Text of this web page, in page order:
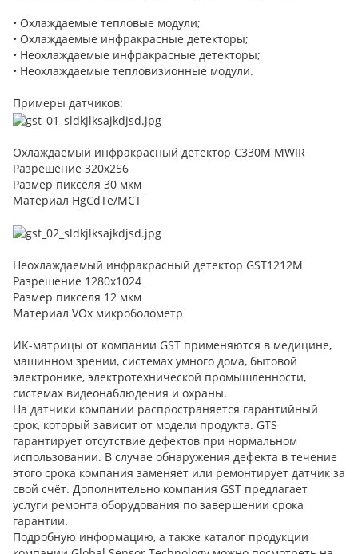
• Охлаждаемые тепловые модули;
• Охлаждаемые инфракрасные детекторы;
• Неохлаждаемые инфракрасные детекторы;
• Неохлаждаемые тепловизионные модули.
Примеры датчиков:
Охлаждаемый инфракрасный детектор C330M MWIR
Разрешение 320x256
Размер пикселя 30 мкм
Материал HgCdTe/MCT
Неохлаждаемый инфракрасный детектор GST1212M
Разрешение 1280x1024
Размер пикселя 12 мкм
Материал VOx микроболометр
ИК-матрицы от компании GST применяются в медицине,
машинном зрении, системах умного дома, бытовой
электронике, электротехнической промышленности,
системах видеонаблюдения и охраны.
На датчики компании распространяется гарантийный
срок, который зависит от модели продукта. GTS
гарантирует отсутствие дефектов при нормальном
использовании. В случае обнаружения дефекта в течение
этого срока компания заменяет или ремонтирует датчик за
свой счёт. Дополнительно компания GST предлагает
услуги ремонта оборудования по завершении срока
гарантии.
Подробную информацию, а также каталог продукции